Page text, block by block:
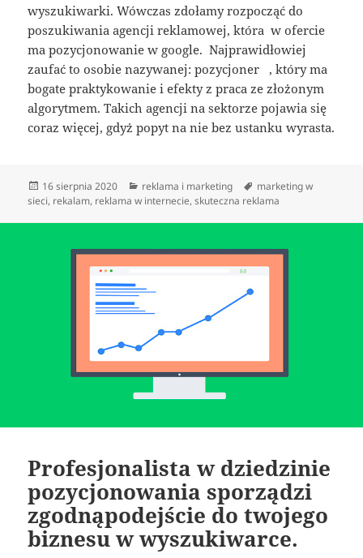
wyszukiwarki. Wówczas zdołamy rozpocząć do
poszukiwania agencji reklamowej, która w ofercie
ma pozycjonowanie w google. Najprawidłowiej
zaufać to osobie nazywanej: pozycjoner , który ma
bogate praktykowanie i efekty z praca ze złożonym
algorytmem. Takich agencji na sektorze pojawia się
coraz więcej, gdyż popyt na nie bez ustanku wyrasta.
Data
publikacji
16 sierpnia 2020 Kategorie
reklama i marketing Tagi
marketing w
sieci, rekalam, reklama w internecie,skuteczna reklama
Profesjonalista w dziedzinie
pozycjonowania sporządzi
zgodnąpodejście do twojego
biznesu w wyszukiwarce.